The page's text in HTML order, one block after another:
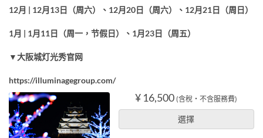
12月 | 12月13日（周六）、12月20日（周六）、12月21日（周日）
1月 | 1月11日（周一，节假日）、1月23日（周五）
▼大阪城灯光秀官网
https://illuminagegroup.com/
¥ 16,500 (含稅・不含服務費)
選擇